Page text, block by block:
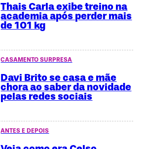
Thais Carla exibe treino na
academia após perder mais
de 101 kg
CASAMENTO SURPRESA
Davi Brito se casa e mãe
chora ao saber da novidade
pelas redes sociais
ANTES E DEPOIS